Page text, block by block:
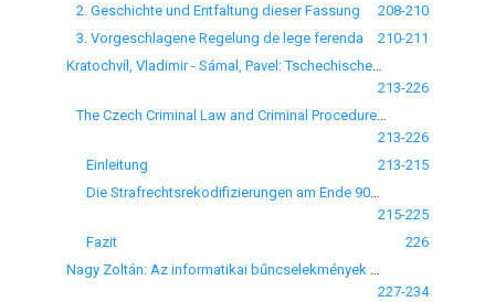
2. Geschichte und Entfaltung dieser Fassung
208-210
3. Vorgeschlagene Regelung de lege ferenda
210-211
213-226
213-226
Einleitung
213-215
215-225
Fazit
226
227-234